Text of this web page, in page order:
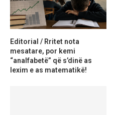
Editorial / Rritet nota
mesatare, por kemi
“analfabetë” që s’dinë as
lexim e as matematikë!